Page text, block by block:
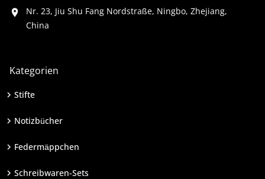
Nr. 23, Jiu Shu Fang Nordstraße, Ningbo, Zhejiang,
China
Kategorien
Stifte
Notizbücher
Federmäppchen
Schreibwaren-Sets